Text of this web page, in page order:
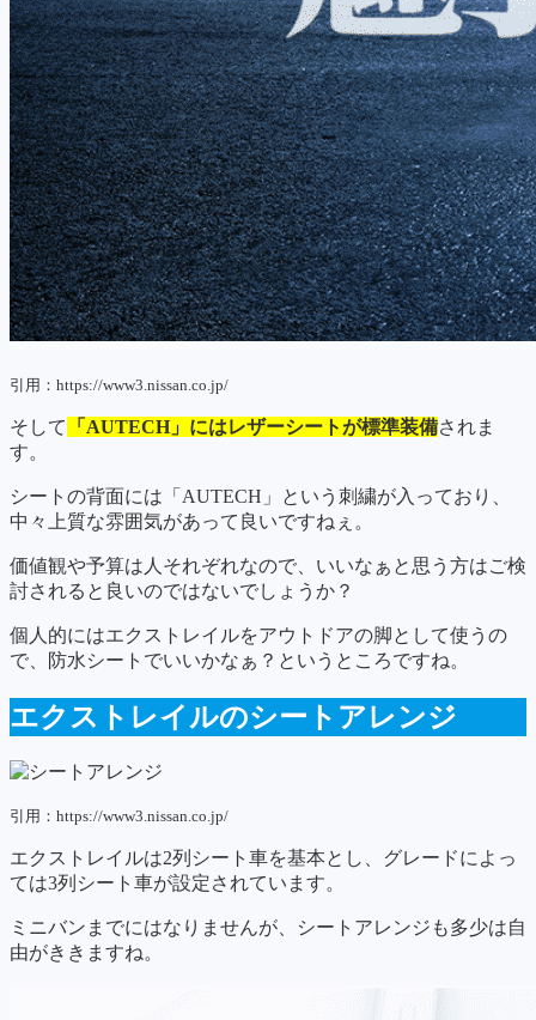
引用：https://www3.nissan.co.jp/
そして 「AUTECH」にはレザーシートが標準装備されま
す。
シートの背面には「AUTECH」という刺繍が入っており、
中々上質な雰囲気があって良いですねぇ。
価値観や予算は人それぞれなので、いいなぁと思う方はご検
討されると良いのではないでしょうか？
個人的にはエクストレイルをアウトドアの脚として使うの
で、防水シートでいいかなぁ？というところですね。
エクストレイルのシートアレンジ
引用：https://www3.nissan.co.jp/
エクストレイルは2列シート車を基本とし、グレードによっ
ては3列シート車が設定されています。
ミニバンまでにはなりませんが、シートアレンジも多少は自
由がききますね。